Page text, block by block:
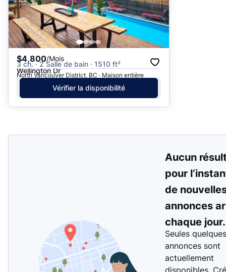
$4,800/Mois
3 ch. · 2 Salle de bain · 1510 ft²
Wellington Dr
North Vancouver District, BC · Maison entière
Vérifier la disponibilité
Aucun
pour
de
annonces
chaque jour.
Seules quelques
annonces sont
actuellement
disponibles.